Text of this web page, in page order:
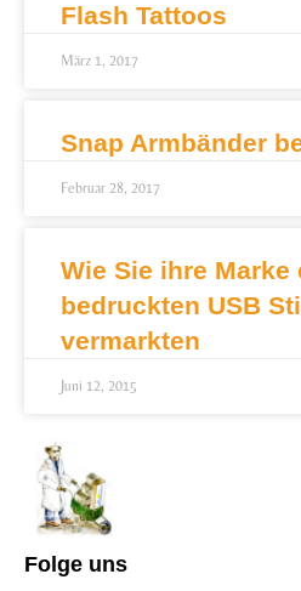
Flash Tattoos
März 1, 2017
Snap Armbänder
Februar 28, 2017
Wie Sie ihre
bedruckten USB
vermarkten
Juni 12, 2015
Folge uns